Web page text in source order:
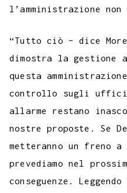
l’amministrazione
“Tutto ciò – dice
dimostra la gestione
questa
controllo sugli
allarme restano
nostre proposte. Se
metteranno un freno
prevediamo nel
conseguenze.